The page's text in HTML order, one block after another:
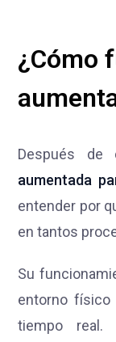
¿Cómo
Después de
aumentada
entender por
en tantos
Su
entorno físico
tiempo real.